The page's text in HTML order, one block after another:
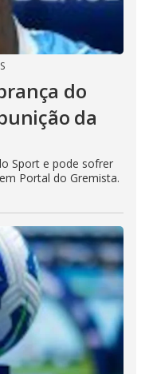
do
da
Sport e pode sofrer
Portal do Gremista.